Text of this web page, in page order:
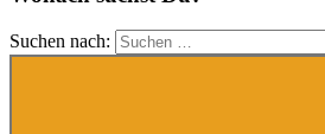
Suchen nach: